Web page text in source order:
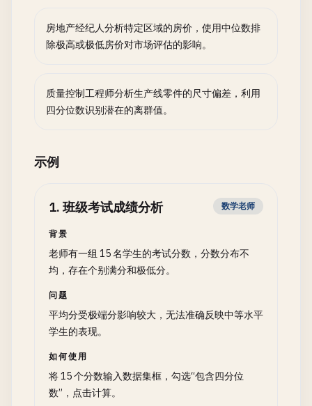
房地产经纪人分析特定区域的房价，使用中位数排
除极高或极低房价对市场评估的影响。
质量控制工程师分析生产线零件的尺寸偏差，利用
四分位数识别潜在的离群值。
示例
1. 班级考试成绩分析 数学老师
背景
老师有一组 15 名学生的考试分数，分数分布不
均，存在个别满分和极低分。
问题
平均分受极端分影响较大，无法准确反映中等水平
学生的表现。
如何使用
将 15 个分数输入数据集框，勾选“包含四分位
数”，点击计算。